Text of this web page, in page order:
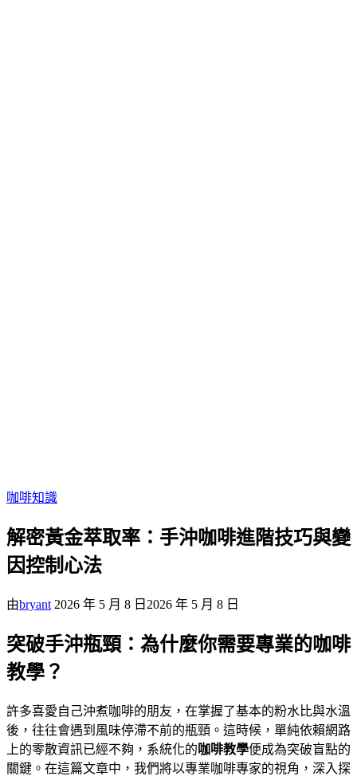
咖啡知識
解密黃金萃取率：手沖咖啡進階技巧與變
因控制心法
由bryant 2026 年 5 月 8 日 2026 年 5 月 8 日
突破手沖瓶頸：為什麼你需要專業的咖啡
教學？
許多喜愛自己沖煮咖啡的朋友，在掌握了基本的粉水比與水溫
後，往往會遇到風味停滯不前的瓶頸。這時候，單純依賴網路
上的零散資訊已經不夠，系統化的咖啡教學便成為突破盲點的
關鍵。在這篇文章中，我們將以專業咖啡專家的視角，深入探